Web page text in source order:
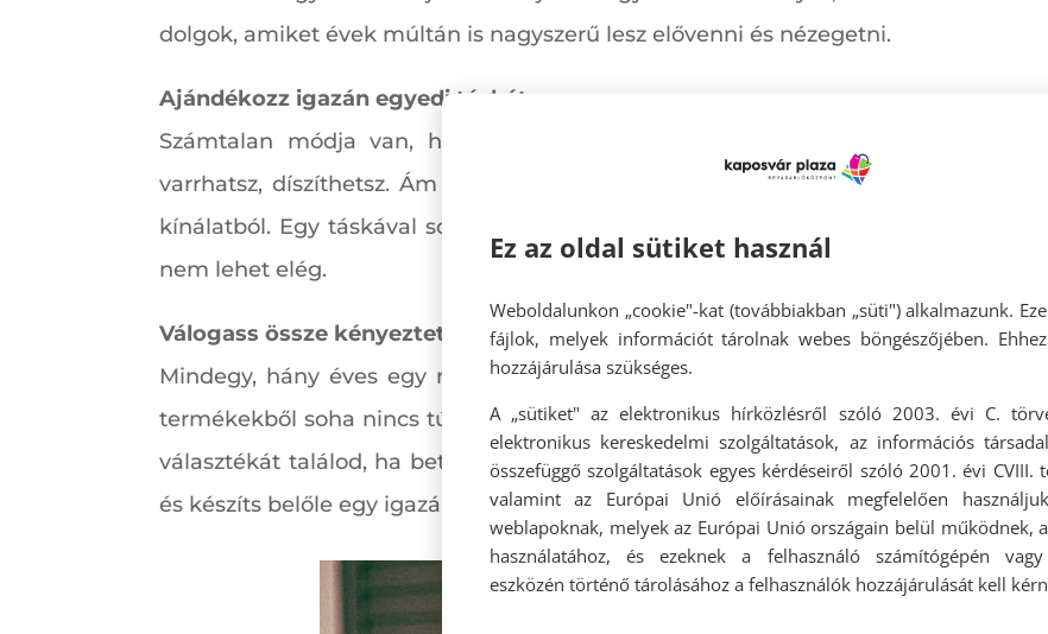
dolgok, amiket évek múltán is nagyszerű lesz elővenni és nézegetni.
Ajándékozz igazán egyedi táskát
Számtalan módja van, hogy saját kezeddel készített, egyedi táskával
varrhatsz, díszíthetsz. Ám ha egyikhez sincs igazán tehetséged, bátran nézz
kínálatból. Egy táskával soha nem lehet mellé lőni, hiszen az alapszabályt
nem lehet elég.
Válogass össze kényeztető kozmetikumokat
Mindegy, hány éves egy nő, mindannyian hiúak vagyunk egy kicsit. Éppen
termékekből soha nincs túl sok. Minőségi krémek, sminktermékek, illatszerek,
választékát találod, ha betérsz a drogériába. Keresd meg anyukád kedvenceit,
és készíts belőle egy igazán kényeztető ajándékcsomagot – biztosan nagy örömöt
Ez az oldal sütiket használ
Weboldalunkon „cookie"-kat (továbbiakban „süti") alkalmazunk.
fájlok, melyek információt tárolnak webes böngészőjében.
hozzájárulása szükséges.
A „sütiket" az elektronikus hírközlésről szóló 2003. évi C.
elektronikus kereskedelmi szolgáltatások, az információs
összefüggő szolgáltatások egyes kérdéseiről szóló 2001. évi CVIII.
valamint az Európai Unió előírásainak megfelelően
weblapoknak, melyek az Európai Unió országain belül működnek,
használatához, és ezeknek a felhasználó számítógépén
eszközén történő tárolásához a felhasználók hozzájárulását kell